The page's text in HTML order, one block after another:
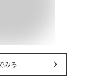
みる